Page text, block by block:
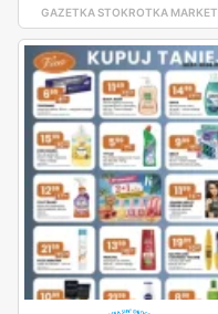
GAZETKA STOKROTKA MARKET